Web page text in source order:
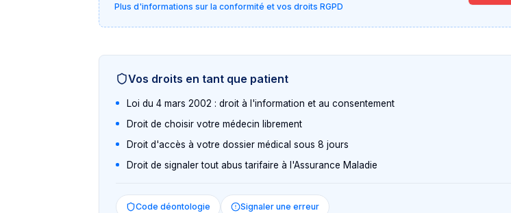
Plus d'informations sur la conformité et vos droits RGPD
Vos droits en tant que patient
Loi du 4 mars 2002 : droit à l'information et au consentement
Droit de choisir votre médecin librement
Droit d'accès à votre dossier médical sous 8 jours
Droit de signaler tout abus tarifaire à l'Assurance Maladie
Code déontologie Signaler une erreur